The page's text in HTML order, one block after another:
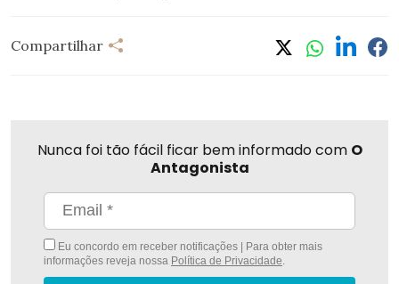
Compartilhar
Nunca foi tão fácil ficar bem informado com O
Antagonista
Eu concordo em receber notificações | Para obter mais
informações reveja nossa Política de Privacidade